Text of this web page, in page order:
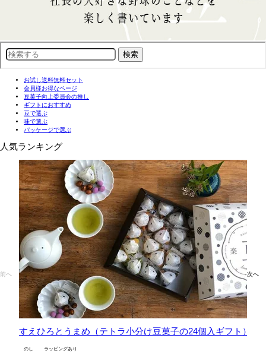
お試し送料無料セット
会員様お得なページ
豆菓子向上委員会の推し
ギフトにおすすめ
豆で選ぶ
味で選ぶ
パッケージで選ぶ
人気ランキング
前へ
すえひろとうまめ（テトラ小分け豆菓子の24個入ギフト）
のし ラッピングあり
次へ